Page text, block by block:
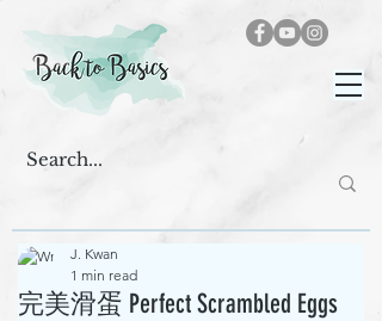
完美滑蛋 Perfect Scrambled Eggs
J. Kwan
1 min read